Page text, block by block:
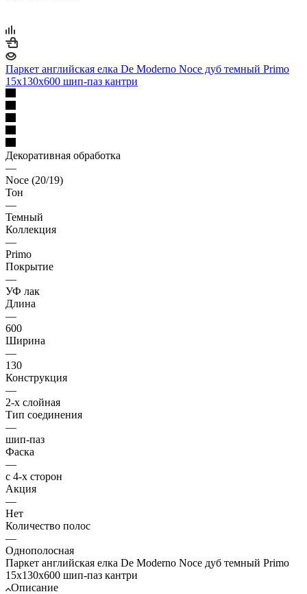
Паркет английская елка De Moderno Noce дуб темный Primo
15х130х600 шип-паз кантри
Декоративная обработка
—
Noce (20/19)
Тон
—
Темный
Коллекция
—
Primo
Покрытие
—
УФ лак
Длина
—
600
Ширина
—
130
Конструкция
—
2-х слойная
Тип соединения
—
шип-паз
Фаска
—
с 4-х сторон
Акция
—
Нет
Количество полос
—
Однополосная
Паркет английская елка De Moderno Noce дуб темный Primo
15х130х600 шип-паз кантри
Описание